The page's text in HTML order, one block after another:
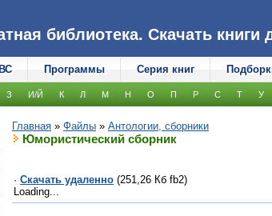
библиотека. Скачать книги
Программы Серия книг
З И/Й К Л М Н О П Р С Т У
Главная » Файлы » Антологии, сборники
Юмористический сборник
· Скачать удаленно (251,26 Кб fb2)
Loading...